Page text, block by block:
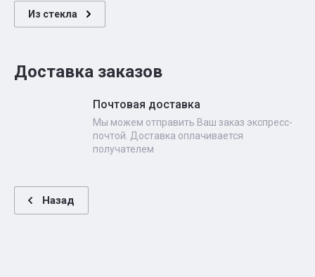
Из стекла
Доставка заказов
Почтовая доставка
Мы можем отправить Ваш заказ экспресс-
почтой. Доставка оплачивается
получателем
Назад